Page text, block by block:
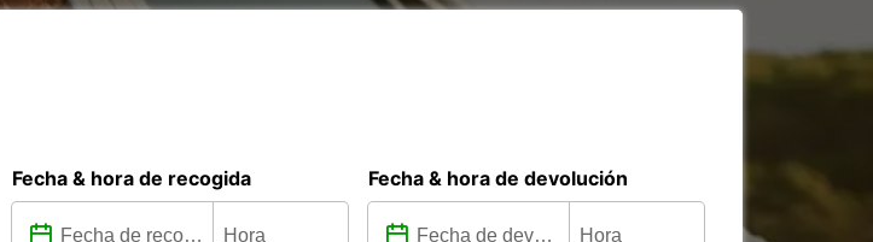
Fecha & hora de recogida Fecha & hora de devolución